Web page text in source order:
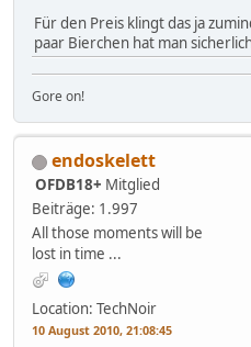
Für den Preis klingt das ja
paar Bierchen hat man
Gore on!
endoskelett
OFDB18+ Mitglied
Beiträge: 1.997
All those moments will be
lost in time ...
Location: TechNoir
10 August 2010, 21:08:45